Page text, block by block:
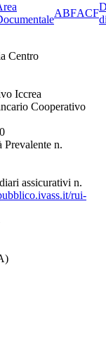
ABFACF
Centro
Iccrea
Cooperativo
n.
assicurativi n.
rui-